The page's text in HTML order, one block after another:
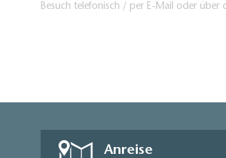
Besuch telefonisch / per E-Mail oder über
Anreise